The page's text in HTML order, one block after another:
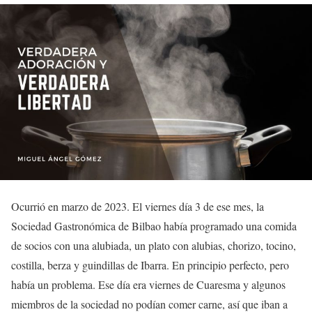
Ocurrió en marzo de 2023. El viernes día 3 de ese mes, la
Sociedad Gastronómica de Bilbao había programado una comida
de socios con una alubiada, un plato con alubias, chorizo, tocino,
costilla, berza y guindillas de Ibarra. En principio perfecto, pero
había un problema. Ese día era viernes de Cuaresma y algunos
miembros de la sociedad no podían comer carne, así que iban a